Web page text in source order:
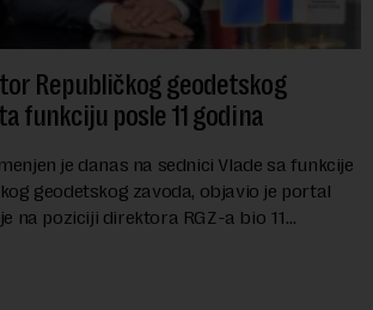
Republičkog geodetskog
funkciju posle 11 godina
je danas na sednici Vlade sa funkcije
geodetskog zavoda, objavio je portal
na poziciji direktora RGZ-a bio 11